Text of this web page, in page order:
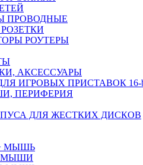
ПРОВОДНЫЕ
РОУТЕРЫ
АКСЕССУАРЫ
ИГРОВЫХ ПРИСТАВОК 16-
ПЕРИФЕРИЯ
ДЛЯ ЖЕСТКИХ ДИСКОВ
МЫШЬ
МЫШИ